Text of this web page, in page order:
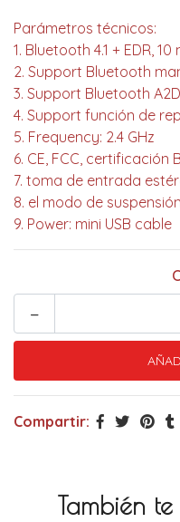
Parámetros técnicos:
1. Bluetooth 4.1 + EDR,
2. Support Bluetooth
3. Support Bluetooth
4. Support función de
5. Frequency: 2.4 GHz
6. CE, FCC, certificación
7. toma de entrada
8. el modo de
9. Power: mini USB cable
-
Compartir:
También